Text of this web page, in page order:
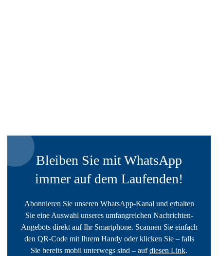
Bleiben Sie mit WhatsApp
immer auf dem Laufenden!
Abonnieren Sie unseren WhatsApp-Kanal und erhalten
Sie eine Auswahl unseres umfangreichen Nachrichten-
Angebots direkt auf Ihr Smartphone. Scannen Sie einfach
den QR-Code mit Ihrem Handy oder klicken Sie – falls
Sie bereits mobil unterwegs sind – aufdiesen Link.